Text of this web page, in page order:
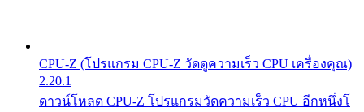
CPU-Z (โปรแกรม CPU-Z วัดดูความเร็ว CPU เครื่องคุณ)
2.20.1
ดาวน์โหลด CPU-Z โปรแกรมวัดความเร็ว CPU อีกหนึ่งโ